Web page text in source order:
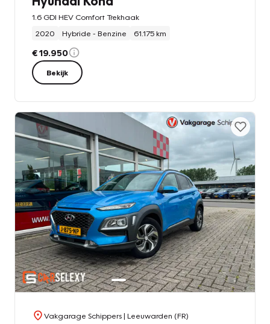
1.6 GDI HEV Comfort Trekhaak
2020
Hybride - Benzine 61.175 km
€ 19.950
Bekijk
Vakgarage Schippers| Leeuwarden (FR)